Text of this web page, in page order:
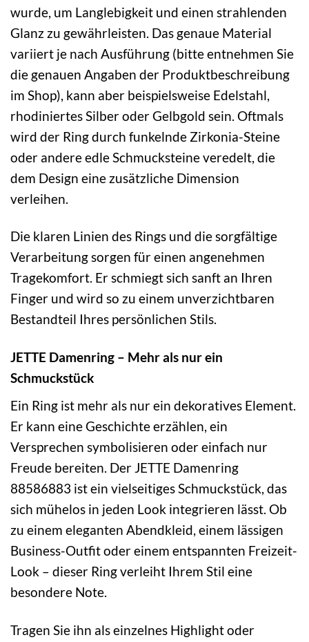
wurde, um Langlebigkeit und einen strahlenden
Glanz zu gewährleisten. Das genaue Material
variiert je nach Ausführung (bitte entnehmen Sie
die genauen Angaben der Produktbeschreibung
im Shop), kann aber beispielsweise Edelstahl,
rhodiniertes Silber oder Gelbgold sein. Oftmals
wird der Ring durch funkelnde Zirkonia-Steine
oder andere edle Schmucksteine veredelt, die
dem Design eine zusätzliche Dimension
verleihen.
Die klaren Linien des Rings und die sorgfältige
Verarbeitung sorgen für einen angenehmen
Tragekomfort. Er schmiegt sich sanft an Ihren
Finger und wird so zu einem unverzichtbaren
Bestandteil Ihres persönlichen Stils.
JETTE Damenring – Mehr als nur ein
Schmuckstück
Ein Ring ist mehr als nur ein dekoratives Element.
Er kann eine Geschichte erzählen, ein
Versprechen symbolisieren oder einfach nur
Freude bereiten. Der JETTE Damenring
88586883 ist ein vielseitiges Schmuckstück, das
sich mühelos in jeden Look integrieren lässt. Ob
zu einem eleganten Abendkleid, einem lässigen
Business-Outfit oder einem entspannten Freizeit-
Look – dieser Ring verleiht Ihrem Stil eine
besondere Note.
Tragen Sie ihn als einzelnes Highlight oder